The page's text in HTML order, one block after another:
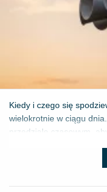
Kiedy i czego się
wielokrotnie w ciągu
przedziale czasowym,